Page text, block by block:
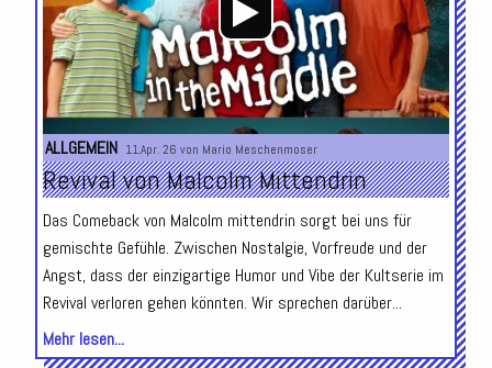
ALLGEMEIN 11.Apr. 26 von Mario Meschenmoser
Revival von Malcolm Mittendrin
Das Comeback von Malcolm mittendrin sorgt bei uns für
gemischte Gefühle. Zwischen Nostalgie, Vorfreude und der
Angst, dass der einzigartige Humor und Vibe der Kultserie im
Revival verloren gehen könnten. Wir sprechen darüber...
Mehr lesen...